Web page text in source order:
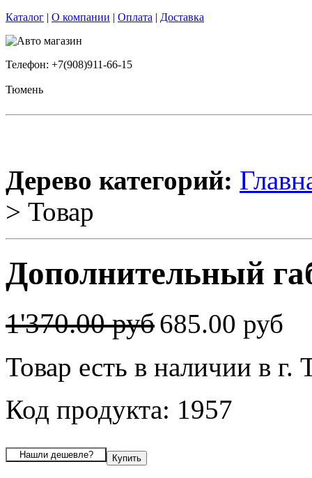
Каталог | О компании | Оплата | Доставка
Телефон: +7(908)911-66-15
Тюмень
Дерево категорий:
> Товар
Дополнительный
1'370.00 руб685.00 руб
Товар есть в наличии в г.
Код продукта: 1957